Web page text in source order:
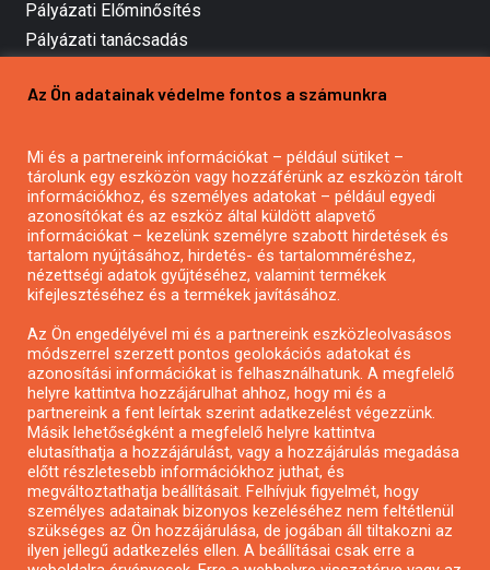
Pályázati Előminősítés
Pályázati tanácsadás
Mezőgazdasági pályázatírás
Pályázatírás civil szervezeteknek
Pályázatírás önkormányzatoknak
Pályázatfigyelés
Specifikus pályázatfigyelés vagy hírlevél
Pályázatok magánszemélyeknek
Pályázatok civil szervezeteknek
Pályázatok vállalkozásoknak
Önkormányzati pályázatok
Mezőgazdasági pályázatok
Falusi turizmus pályázatok
Az Ön adatainak védelme fontos a számunkra
Mi és a partnereink információkat – például sütiket –
tárolunk egy eszközön vagy hozzáférünk az eszközön tárolt
információkhoz, és személyes adatokat – például egyedi
azonosítókat és az eszköz által küldött alapvető
információkat – kezelünk személyre szabott hirdetések és
tartalom nyújtásához, hirdetés- és tartalomméréshez,
nézettségi adatok gyűjtéséhez, valamint termékek
kifejlesztéséhez és a termékek javításához.
Az Ön engedélyével mi és a partnereink eszközleolvasásos
módszerrel szerzett pontos geolokációs adatokat és
azonosítási információkat is felhasználhatunk. A megfelelő
helyre kattintva hozzájárulhat ahhoz, hogy mi és a
partnereink a fent leírtak szerint adatkezelést végezzünk.
Másik lehetőségként a megfelelő helyre kattintva
elutasíthatja a hozzájárulást, vagy a hozzájárulás megadása
előtt részletesebb információkhoz juthat, és
megváltoztathatja beállításait. Felhívjuk figyelmét, hogy
személyes adatainak bizonyos kezeléséhez nem feltétlenül
szükséges az Ön hozzájárulása, de jogában áll tiltakozni az
ilyen jellegű adatkezelés ellen. A beállításai csak erre a